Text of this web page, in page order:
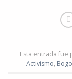
Esta entrada fue
Activismo,